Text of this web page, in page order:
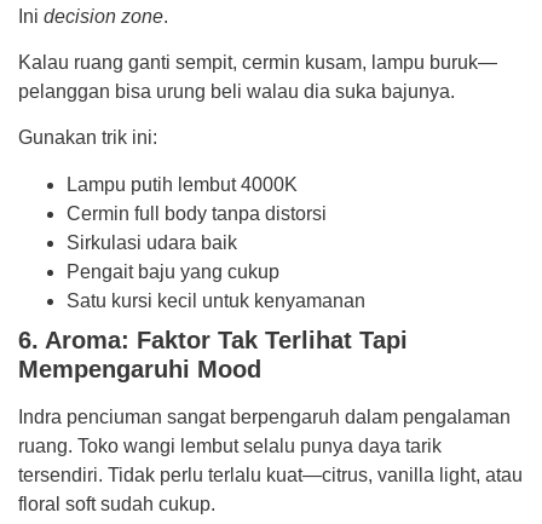
Ini decision zone.
Kalau ruang ganti sempit, cermin kusam, lampu buruk—
pelanggan bisa urung beli walau dia suka bajunya.
Gunakan trik ini:
Lampu putih lembut 4000K
Cermin full body tanpa distorsi
Sirkulasi udara baik
Pengait baju yang cukup
Satu kursi kecil untuk kenyamanan
6. Aroma: Faktor Tak Terlihat Tapi
Mempengaruhi Mood
Indra penciuman sangat berpengaruh dalam pengalaman
ruang. Toko wangi lembut selalu punya daya tarik
tersendiri. Tidak perlu terlalu kuat—citrus, vanilla light, atau
floral soft sudah cukup.